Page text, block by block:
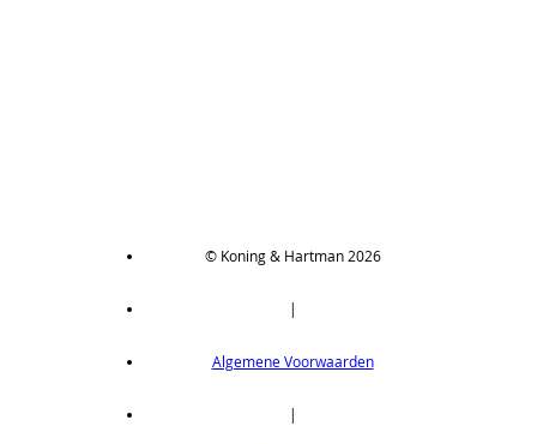
© Koning & Hartman 2026
|
Algemene Voorwaarden
|